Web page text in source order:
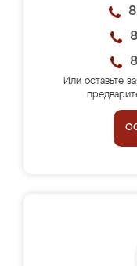
Или оставьте